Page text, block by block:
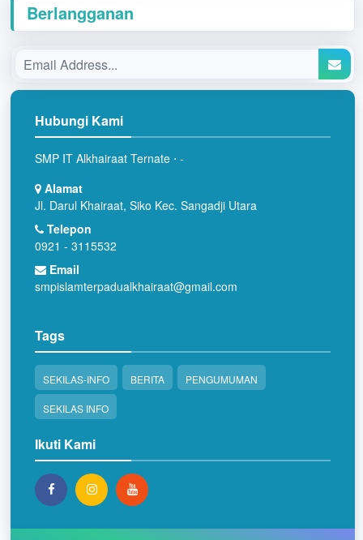
Berlangganan
Hubungi Kami
SMP IT Alkhairaat Ternate ⋅ -
Alamat
Jl. Darul Khairaat, Siko Kec. Sangadji Utara
Telepon
0921 - 3115532
Email
smpislamterpadualkhairaat@gmail.com
Tags
SEKILAS-INFO BERITA PENGUMUMAN
SEKILAS INFO
Ikuti Kami